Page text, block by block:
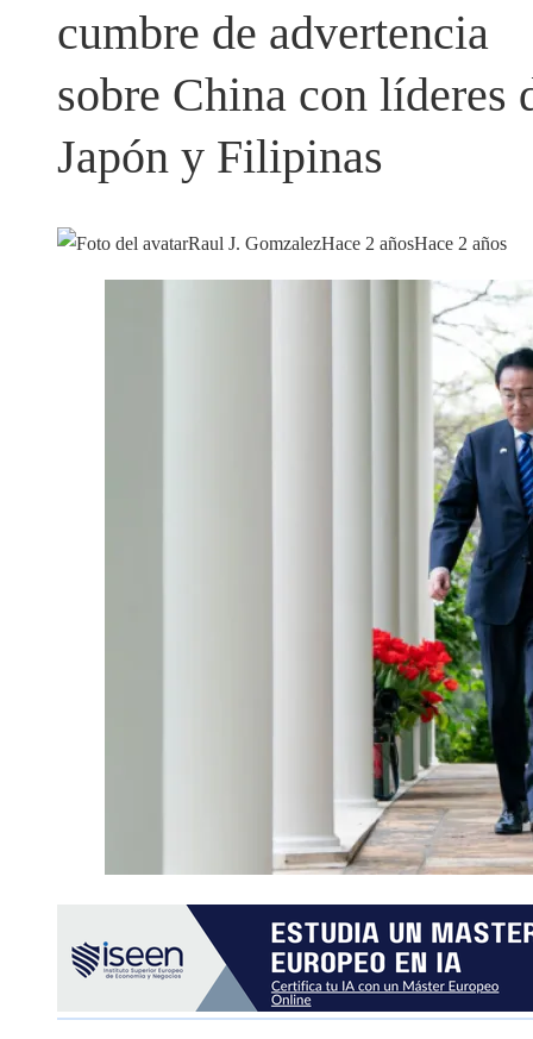
cumbre de advertencia
sobre China con líderes
Japón y Filipinas
Raul J. GomzalezHace 2 añosHace 2 años